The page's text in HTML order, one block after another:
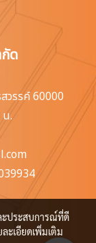
ด
วรรค์ 60000
น.
ะประสบการณ์ที่ดี
ะเอียดเพิ่มเติม